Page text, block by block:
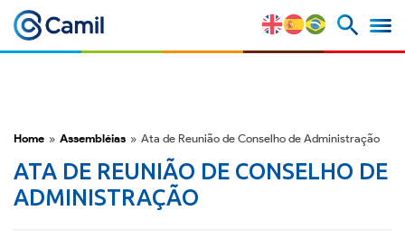
Nossas Marcas
Estratégia e Vantagens
Competitivas
Home » Assembléias » Ata de Reunião de Conselho de Administração
ATA DE REUNIÃO DE CONSELHO DE
ADMINISTRAÇÃO